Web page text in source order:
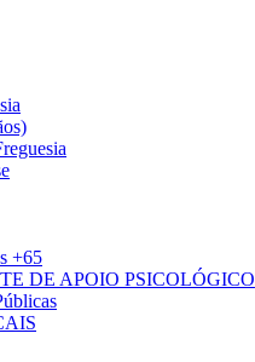
+65
DE APOIO PSICOLÓGICO